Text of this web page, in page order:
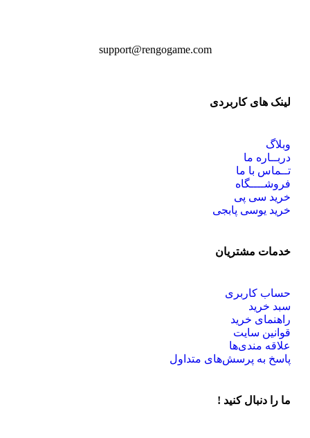
support@rengogame.com
لینک های کاربردی
وبلاگ
دربــاره ما
تــماس با ما
فروشــــگاه
خرید سی پی
خرید یوسی پابجی
خدمات مشتریان
حساب کاربری
سبد خرید
راهنمای خرید
قوانین سایت
علاقه مندی‌ها
پاسخ به پرسش‌های متداول
ما را دنبال کنید !